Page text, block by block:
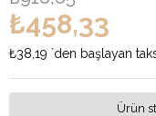
₺458,33
₺38,19 `den başlayan
Ürün